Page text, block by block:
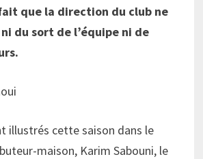
que la direction du club ne
du sort de l’équipe ni de
illustrés cette saison dans le
maison, Karim Sabouni, le